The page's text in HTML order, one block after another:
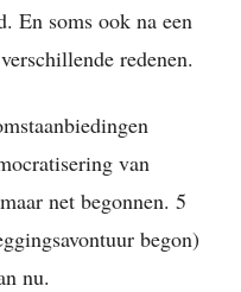
En soms ook na een
redenen.
van
net begonnen. 5
begon)
nu.